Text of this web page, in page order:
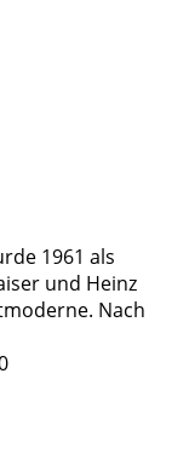
1961 als
und Heinz
Nach